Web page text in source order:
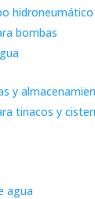
hidroneumático
bombas
y
tinacos y
agua